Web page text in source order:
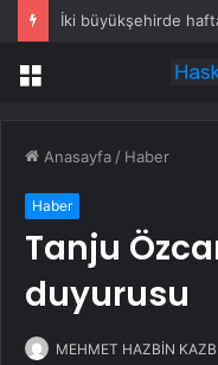
Menü
Anasayfa / Haber
Haber
Tanju
duyurusu
MEHMET HAZBİN